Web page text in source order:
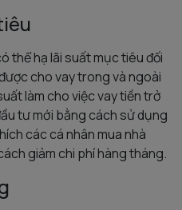
thể hạ lãi suất mục tiêu đối
cho vay trong và ngoài
làm cho việc vay tiền trở
tư mới bằng cách sử dụng
các cá nhân mua nhà
giảm chi phí hàng tháng.